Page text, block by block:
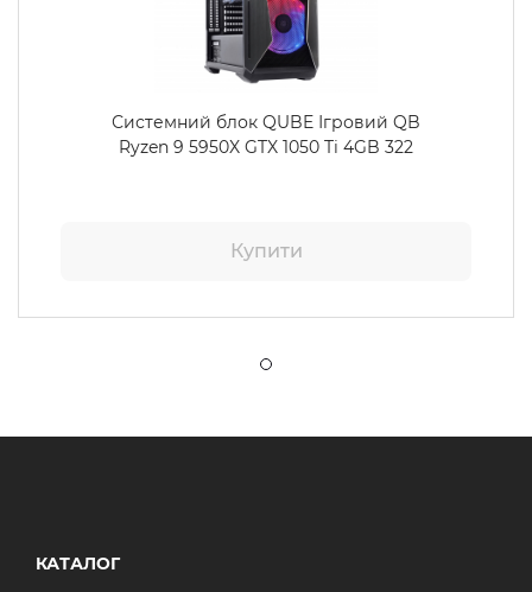
Системний блок QUBE Ігровий QB
Ryzen 9 5950X GTX 1050 Ti 4GB 322
Купити
КАТАЛОГ